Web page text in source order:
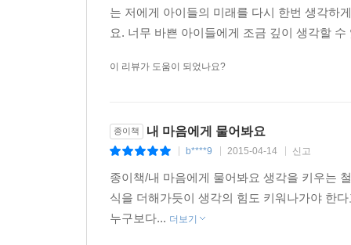
는 저에게 아이들의 미래를 다시 한번 생각하
요. 너무 바쁜 아이들에게 조금 깊이 생각할
이 리뷰가 도움이 되었나요?
종이책 내 마음에게 물어봐요
b****9 2015-04-14 신고
종이책/내 마음에게 물어봐요 생각을 키우는
식을 더해가듯이 생각의 힘도 키워나가야 한
누구보다... 더보기